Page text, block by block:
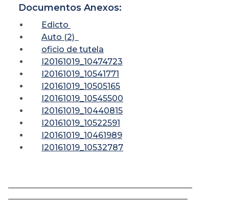
Documentos Anexos:
Edicto
Auto (2)
oficio de tutela
I20161019_10474723
I20161019_10541771
I20161019_10505165
I20161019_10545500
I20161019_10440815
I20161019_10522591
I20161019_10461989
I20161019_10532787